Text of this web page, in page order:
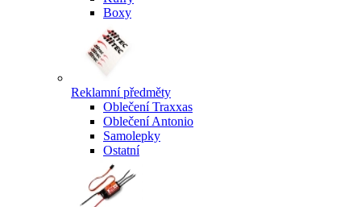
Boxy
Reklamní předměty
Oblečení Traxxas
Oblečení Antonio
Samolepky
Ostatní